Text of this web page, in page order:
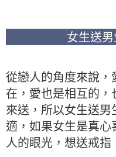
女生送
從戀人的角度來說
在，愛也是相互的
來送，所以女生送
適，如果女生是真
人的眼光，想送戒指